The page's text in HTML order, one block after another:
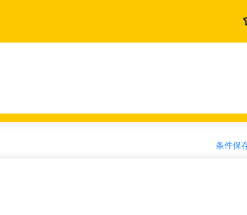
条件保